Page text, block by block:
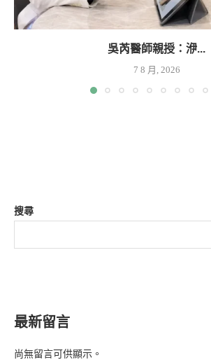
吳芮醫師親授：洢...
7 8 月, 2026
搜尋
最新留言
尚無留言可供顯示。